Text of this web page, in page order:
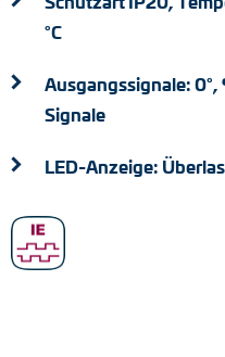
°C
Ausgangssignale: 0°,
Signale
LED-Anzeige: